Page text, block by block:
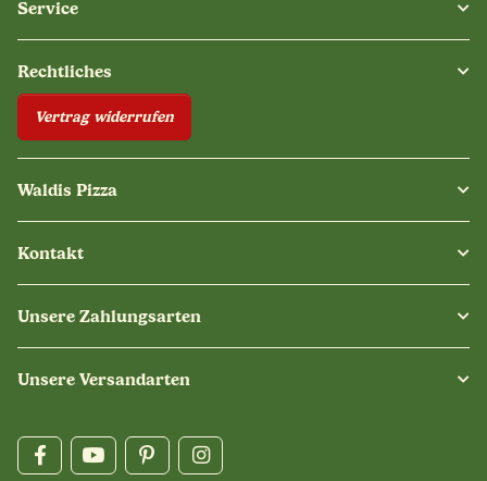
Service
Rechtliches
Vertrag widerrufen
Waldis Pizza
Kontakt
Unsere Zahlungsarten
Unsere Versandarten